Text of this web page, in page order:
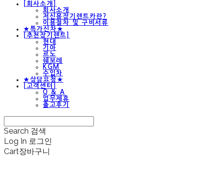
[회사소개]
회사소개
저신용장기렌트카란?
이용절차 및 구비서류
★특가신차★
[추천장기렌트]
현대
기아
르노
쉐보레
KGM
수입차
★상담요청★
[고객센터]
Q & A
업무제휴
출고후기
Search 검색
Log In 로그인
Cart장바구니